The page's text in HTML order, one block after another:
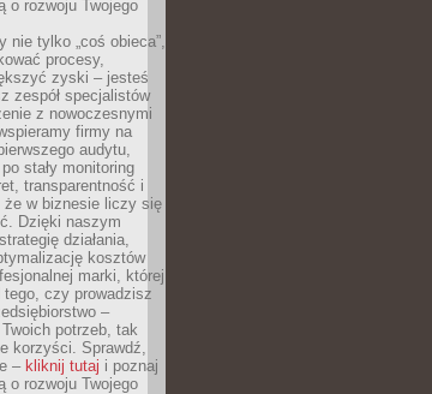
o rozwoju Twojego
nie tylko „coś obieca”,
procesy,
zyski – jesteś
zespół specjalistów
z nowoczesnymi
firmy na
audytu,
stały monitoring
transparentność i
że w biznesie liczy się
Dzięki naszym
działania,
kosztów
marki, której
czy prowadzisz
–
potrzeb, tak
korzyści. Sprawdź,
– kliknij tutaj i poznaj
o rozwoju Twojego